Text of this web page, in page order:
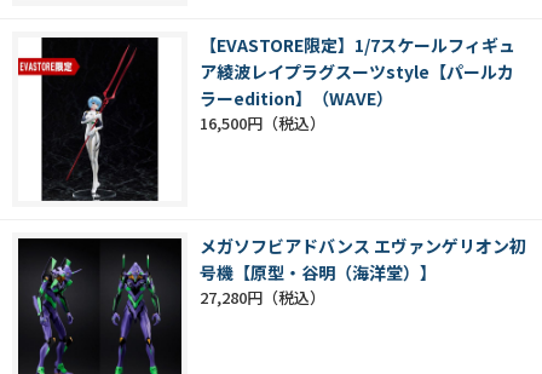
【EVASTORE限定】1/7スケールフィギュ
ア綾波レイプラグスーツstyle【パールカ
ラーedition】（WAVE）
16,500円
メガソフビアドバンス エヴァンゲリオン初
号機【原型・谷明（海洋堂）】
27,280円